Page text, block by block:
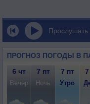
Прослушать
ПРОГНОЗ ПОГОДЫ В
6 чт 7 пт 7 пт 7
Вечер Ночь Утро